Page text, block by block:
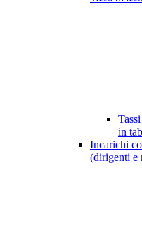
in
Incarichi
(dirigenti e